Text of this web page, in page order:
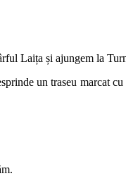
Laița și ajungem la
un traseu marcat